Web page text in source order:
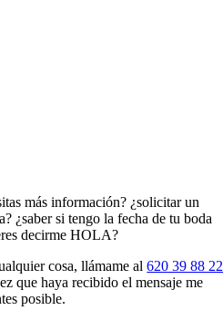
más información? ¿solicitar un
¿saber si tengo la fecha de tu boda
decirme HOLA?
cosa, llámame al620 39 88 22
que haya recibido el mensaje me
posible.